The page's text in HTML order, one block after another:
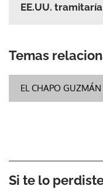
EE.UU.
Temas
EL CHAPO GUZMÁN
Si te lo